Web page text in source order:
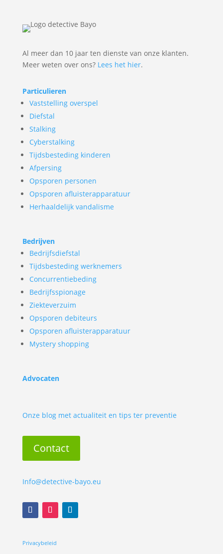
Al meer dan 10 jaar ten dienste van onze klanten.
Meer weten over ons? Lees het hier.
Particulieren
Vaststelling overspel
Diefstal
Stalking
Cyberstalking
Tijdsbesteding kinderen
Afpersing
Opsporen personen
Opsporen afluisterapparatuur
Herhaaldelijk vandalisme
Bedrijven
Bedrijfsdiefstal
Tijdsbesteding werknemers
Concurrentiebeding
Bedrijfsspionage
Ziekteverzuim
Opsporen debiteurs
Opsporen afluisterapparatuur
Mystery shopping
Advocaten
Onze blog met actualiteit en tips ter preventie
Contact
Info@detective-bayo.eu
Privacybeleid